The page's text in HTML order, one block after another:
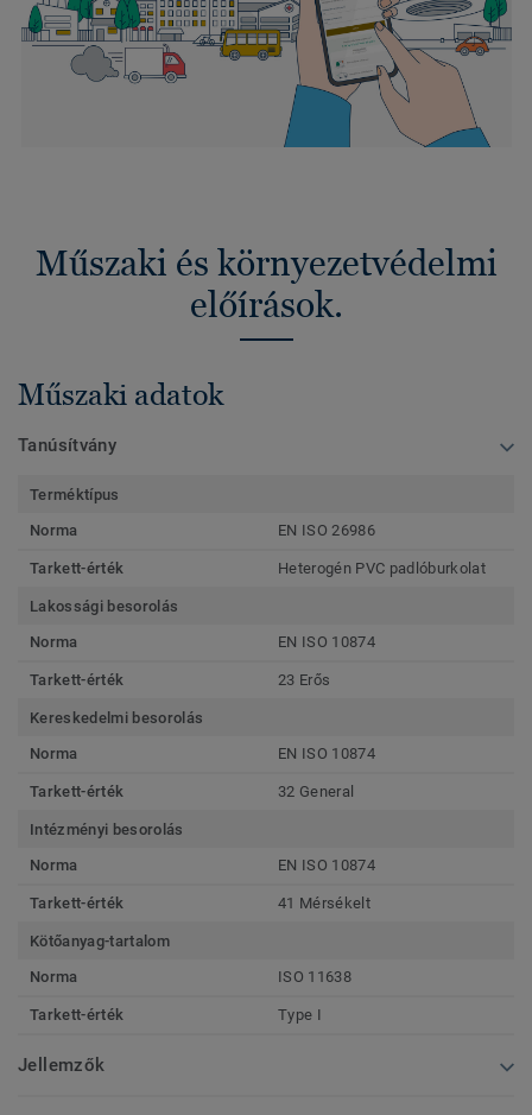
Műszaki és környezetvédelmi
előírások.
Műszaki adatok
Tanúsítvány
Terméktípus
Norma
EN ISO 26986
Tarkett-érték Heterogén PVC padlóburkolat
Lakossági besorolás
Norma
EN ISO 10874
Tarkett-érték 23 Erős
Kereskedelmi besorolás
Norma
EN ISO 10874
Tarkett-érték 32 General
Intézményi besorolás
Norma
EN ISO 10874
Tarkett-érték 41 Mérsékelt
Kötőanyag-tartalom
Norma
ISO 11638
Tarkett-érték Type I
Jellemzők